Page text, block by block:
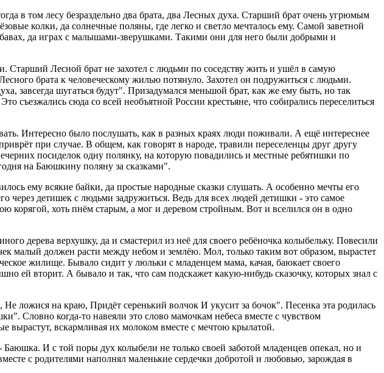
в том лесу безраздельно два брата, два Лесных духа. Старший брат очень угрюмым
колки, да солнечные поляны, где легко и светло мечталось ему. Самой заветной
да играх с малышами-зверушками. Такими они для него были добрыми и
Старший Лесной брат не захотел с людьми по соседству жить и ушёл в самую
брата к человеческому жилью потянуло. Захотел он подружиться с людьми.
завсегда шугаться будут". Призадумался меньшой брат, как же ему быть, но так
съезжались сюда со всей необъятной России крестьяне, что собирались переселиться
Интересно было послушать, как в разных краях люди поживали. А ещё интереснее
при случае. В общем, как говорят в народе, травили переселенцы друг другу
посиделок одну полянку, на которую повадились и местные ребятишки по
на Баюшкину поляну за сказками".
ему всякие байки, да простые народные сказки слушать. А особенно мечты его
детишек с людьми задружиться. Ведь для всех людей детишки - это самое
корягой, хоть пнём старым, а мог и деревом стройным. Вот и вселился он в одно
дерева верхушку, да и смастерил из неё для своего ребёночка колыбельку. Повесили
малый должен расти между небом и землёю. Мол, только таким вот образом, вырастет
жилище. Бывало сидит у люльки с младенцем мама, качая, баюкает своего
ей вторит. А бывало и так, что сам подскажет какую-нибудь сказочку, которых знал с
ложися на краю, Придёт серенький волчок И укусит за бочок". Песенка эта родилась
Словно когда-то навеяли это слово мамочкам небеса вместе с чувством
вырастут, вскармливая их молоком вместе с мечтою крылатой.
И с той поры дух колыбели не только своей заботой младенцев опекал, но и
с родителями наполнял маленькие сердечки добротой и любовью, зарождая в